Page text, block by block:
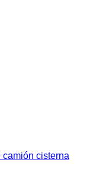
camión cisterna